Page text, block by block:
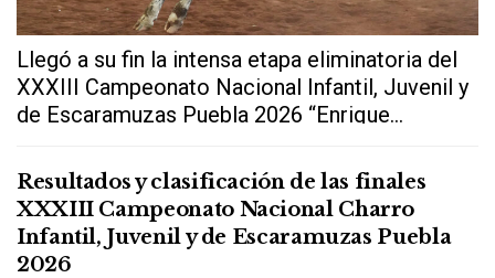
Llegó a su fin la intensa etapa eliminatoria del
XXXIII Campeonato Nacional Infantil, Juvenil y
de Escaramuzas Puebla 2026 “Enrique...
Resultados y clasificación de las finales
XXXIII Campeonato Nacional Charro
Infantil, Juvenil y de Escaramuzas Puebla
2026